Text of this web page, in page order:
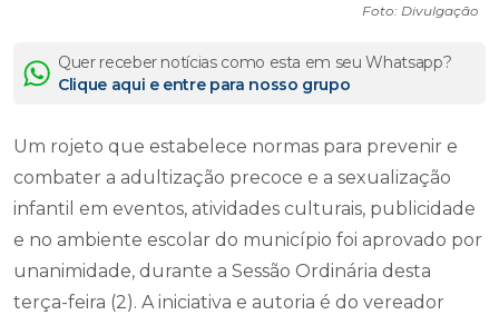
Foto: Divulgação
Quer receber notícias como esta em seu Whatsapp?
Clique aqui e entre para nosso grupo
Um rojeto que estabelece normas para prevenir e
combater a adultização precoce e a sexualização
infantil em eventos, atividades culturais, publicidade
e no ambiente escolar do município foi aprovado por
unanimidade, durante a Sessão Ordinária desta
terça-feira (2). A iniciativa e autoria é do vereador